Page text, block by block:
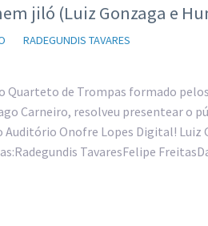
jiló (Luiz Gonzaga e
RADEGUNDIS TAVARES
Quarteto de Trompas formado
Carneiro, resolveu presentear o
Auditório Onofre Lopes Digital! Luiz
TavaresFelipe